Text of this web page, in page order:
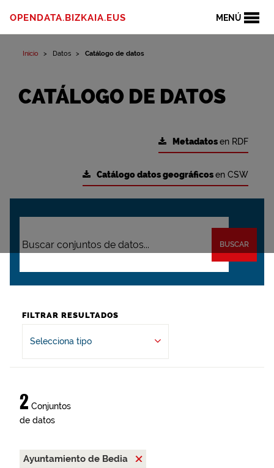
MENÚ
OPENDATA.BIZKAIA.EUS
Inicio Datos Catálogo de datos
CATÁLOGO DE DATOS
Metadatosen RDF
Catálogo datos geográficosen CSW
BUSCAR
FILTRAR RESULTADOS
Selecciona tipo
2 Conjuntos
de datos
Ayuntamiento de Bedia